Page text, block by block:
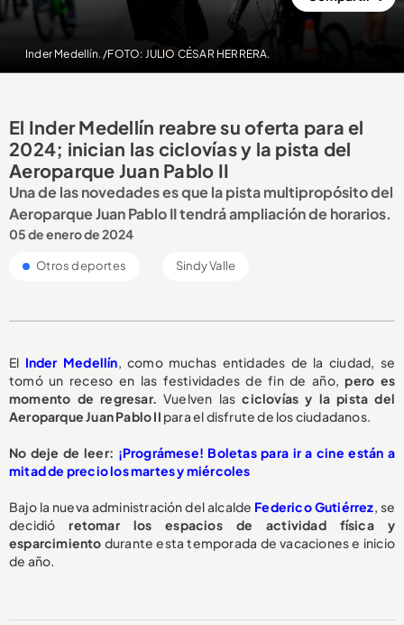
Inder Medellín. /FOTO: JULIO CÉSAR HERRERA.
El Inder Medellín reabre su oferta para el
2024; inician las ciclovías y la pista del
Aeroparque Juan Pablo II
Una de las novedades es que la pista multipropósito del
Aeroparque Juan Pablo II tendrá ampliación de horarios.
05 de enero de 2024
Otros deportes Sindy Valle
El Inder Medellín, como muchas entidades de la ciudad, se
tomó un receso en las festividades de fin de año,pero es
momento de regresar. Vuelven las ciclovías y la pista del
Aeroparque Juan Pablo II para el disfrute de los ciudadanos.
No deje de leer: ¡Prográmese! Boletas para ir a cine están a
mitad de precio los martes y miércoles
Bajo la nueva administración del alcalde Federico Gutiérrez, se
decidióretomar los espacios de actividad física y
esparcimiento durante esta temporada de vacaciones e inicio
de año.